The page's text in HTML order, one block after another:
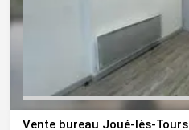
Vente bureau Joué-lès-